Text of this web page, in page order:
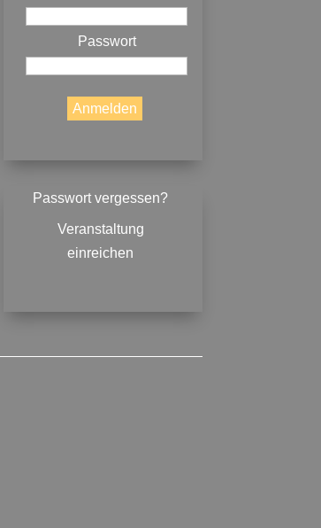
Passwort
Passwort vergessen?
Veranstaltung
einreichen